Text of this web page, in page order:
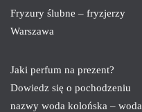
Fryzury ślubne – fryzjerzy
Warszawa
Jaki perfum na prezent?
Dowiedz się o pochodzeniu
nazwy woda kolońska – woda